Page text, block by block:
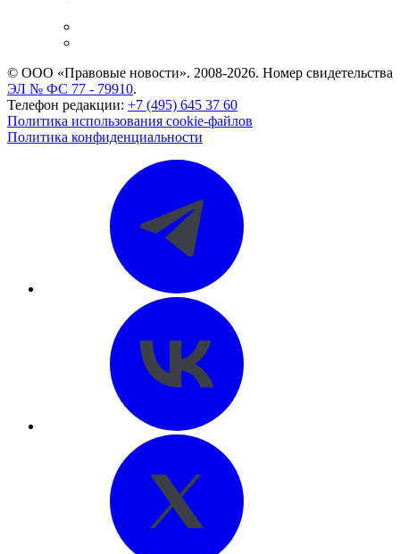
© ООО «Правовые новости». 2008-2026. Номер свидетельства
ЭЛ № ФС 77 - 79910.
Телефон редакции: +7 (495) 645 37 60
Политика использования cookie-файлов
Политика конфиденциальности